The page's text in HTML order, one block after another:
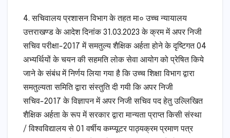
4. सचिवालय प्रशासन विभाग के तहत मा० उच्च न्यायालय
उत्तराखण्ड के आदेश दिनांक 31.03.2023 के क्रम में अपर निजी
सचिव परीक्षा-2017 में समतुल्य शैक्षिक अर्हता होने के दृष्टिगत 04
अभ्यर्थियों के चयन की सहमति लोक सेवा आयोग को प्रेषित किये
जाने के संबंध में निर्णय लिया गया है कि उच्च शिक्षा विभाग द्वारा
समतुल्यता समिति द्वारा संस्तुति दी गयी कि अपर निजी
सचिव-2017 के विज्ञापन में अपर निजी सचिव पद हेतु उल्लिखित
शैक्षिक अर्हता के रूप में सरकार द्वारा मान्यता प्राप्त किसी संस्था
/ विश्वविद्यालय से 01 वर्षीय कम्प्यूटर पाठ्यक्रम प्रमाण पत्र